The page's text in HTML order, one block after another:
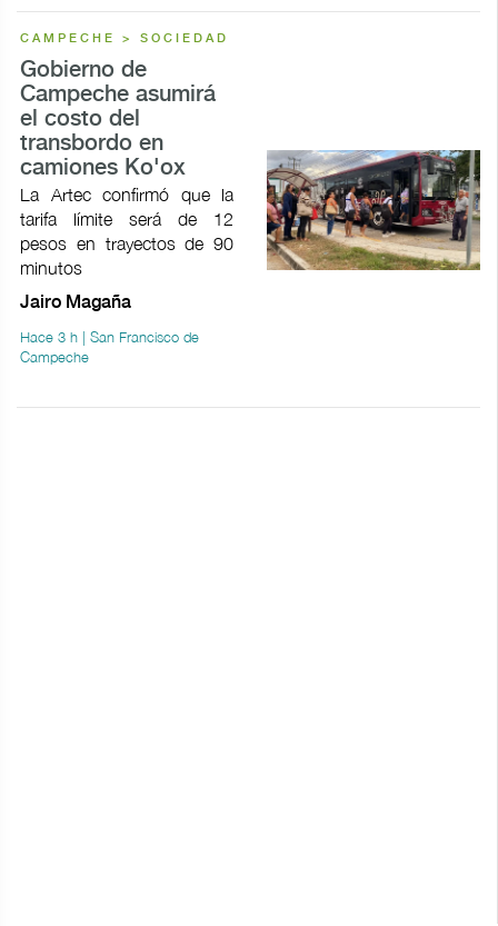
CAMPECHE > SOCIEDAD
Gobierno de
Campeche asumirá
el costo del
transbordo en
camiones Ko'ox
La Artec confirmó que la
tarifa límite será de 12
pesos en trayectos de 90
minutos
Jairo Magaña
Hace 3 h | San Francisco de
Campeche